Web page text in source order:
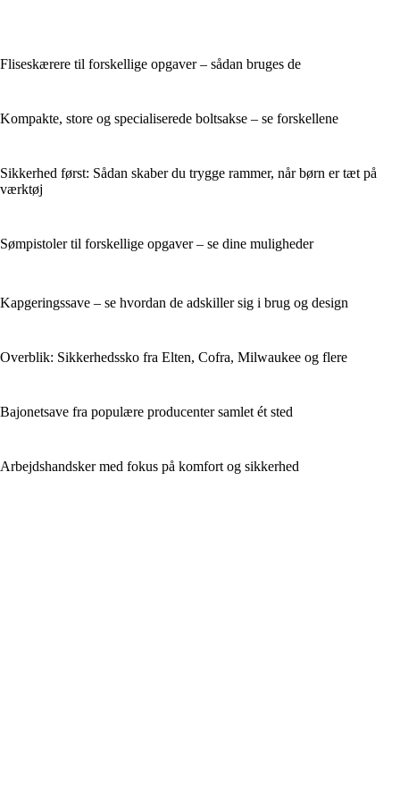
Fliseskærere til forskellige opgaver – sådan bruges de
Kompakte, store og specialiserede boltsakse – se forskellene
Sikkerhed først: Sådan skaber du trygge rammer, når børn er tæt på
værktøj
Sømpistoler til forskellige opgaver – se dine muligheder
Kapgeringssave – se hvordan de adskiller sig i brug og design
Overblik: Sikkerhedssko fra Elten, Cofra, Milwaukee og flere
Bajonetsave fra populære producenter samlet ét sted
Arbejdshandsker med fokus på komfort og sikkerhed